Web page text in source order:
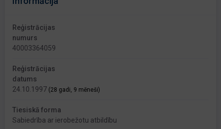
Reģistrācijas
numurs
40003364059
Reģistrācijas
datums
24.10.1997 (28 gadi, 9 mēneši)
Tiesiskā forma
Sabiedrība ar ierobežotu atbildību